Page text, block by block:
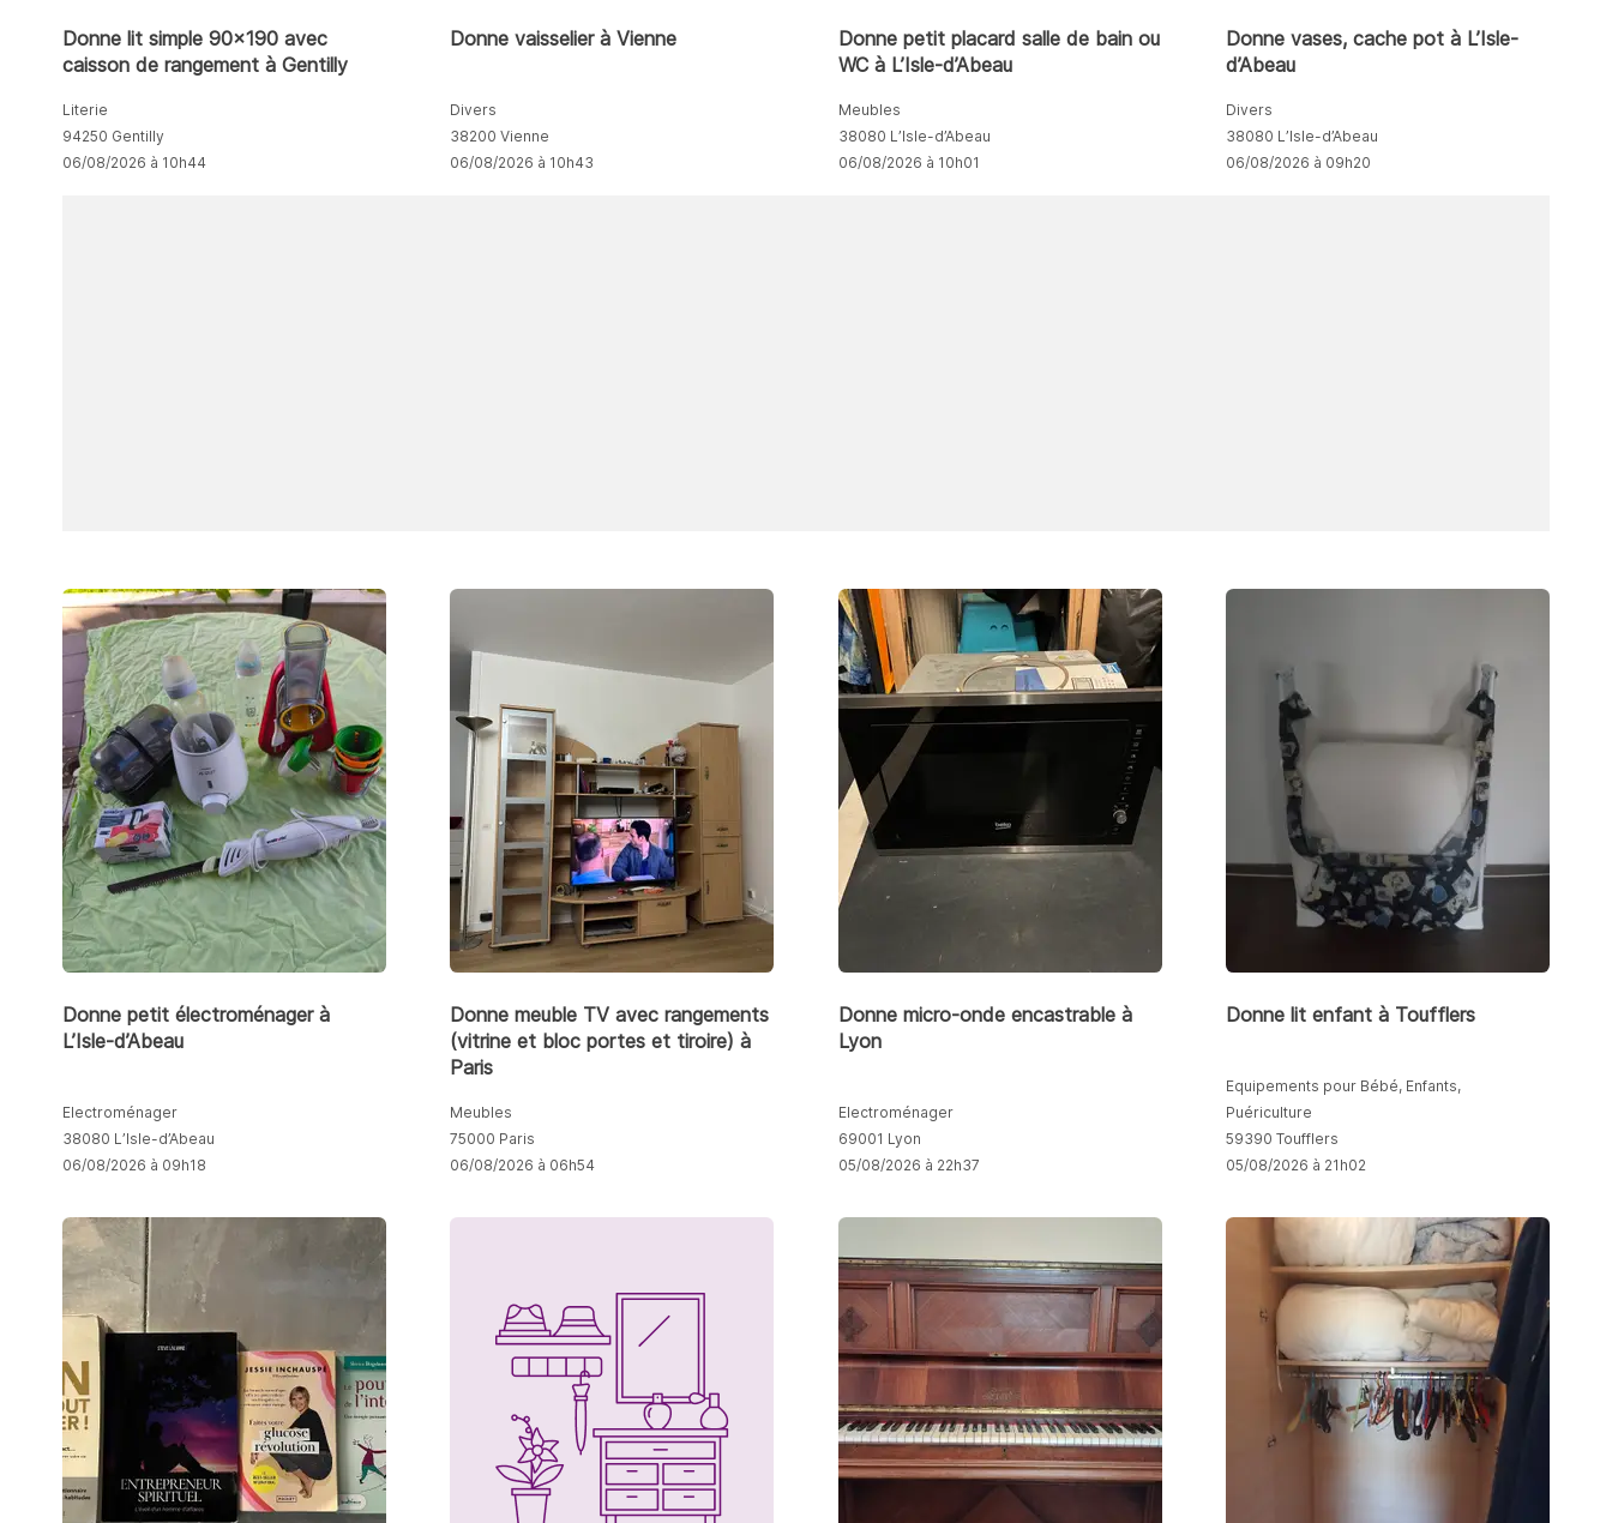
Donne lit simple 90x190 avec
caisson de rangement à Gentilly
Literie
94250 Gentilly
06/08/2026 à 10h44
Donne vaisselier à Vienne
Divers
38200 Vienne
06/08/2026 à 10h43
Donne petit placard salle de bain ou
WC à L’Isle-d’Abeau
Meubles
38080 L’Isle-d’Abeau
06/08/2026 à 10h01
Donne vases, cache pot à L’Isle-
d’Abeau
Divers
38080 L’Isle-d’Abeau
06/08/2026 à 09h20
Donne petit électroménager à
L’Isle-d’Abeau
Electroménager
38080 L’Isle-d’Abeau
06/08/2026 à 09h18
Donne meuble TV avec rangements
(vitrine et bloc portes et tiroire) à
Paris
Meubles
75000 Paris
06/08/2026 à 06h54
Donne micro-onde encastrable à
Lyon
Electroménager
69001 Lyon
05/08/2026 à 22h37
Donne lit enfant à Toufflers
Equipements pour Bébé, Enfants,
Puériculture
59390 Toufflers
05/08/2026 à 21h02